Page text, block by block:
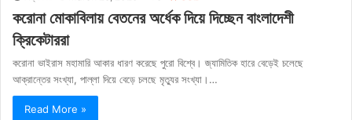
করোনা মোকাবিলায় বেতনের অর্ধেক দিয়ে দিচ্ছেন বাংলাদেশী
ক্রিকেটাররা
করোনা ভাইরাস মহামারি আকার ধারণ করেছে পুরো বিশ্বে। জ্যামিতিক হারে বেড়েই চলেছে
আক্রান্তের সংখ্যা, পাল্লা দিয়ে বেড়ে চলছে মৃত্যুর সংখ্যা।…
Read More »